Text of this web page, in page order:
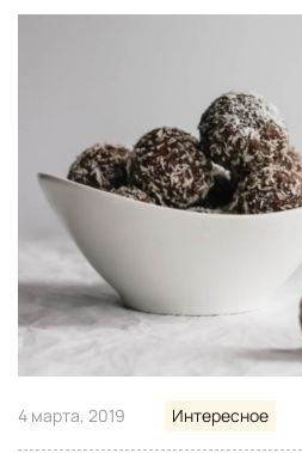
4 марта, 2019 Интересное